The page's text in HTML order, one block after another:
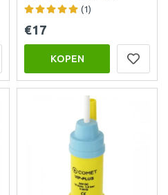
(1)
€17
KOPEN